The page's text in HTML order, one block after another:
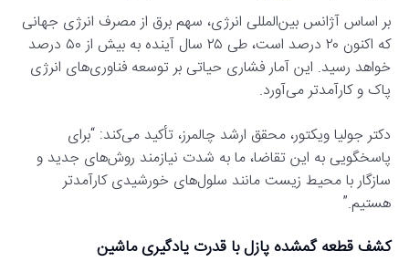
بر اساس آژانس بین‌المللی انرژی، سهم برق از مصرف انرژی جهانی
که اکنون ۲۰ درصد است، طی ۲۵ سال آینده به بیش از ۵۰ درصد
خواهد رسید. این آمار فشاری حیاتی بر توسعه فناوری‌های انرژی
پاک و کارآمدتر می‌آورد.
دکتر جولیا ویکتور، محقق ارشد چالمرز، تأکید می‌کند: “برای
پاسخگویی به این تقاضا، ما به شدت نیازمند روش‌های جدید و
سازگار با محیط زیست مانند سلول‌های خورشیدی کارآمدتر
هستیم.”
کشف قطعه گمشده پازل با قدرت یادگیری ماشین